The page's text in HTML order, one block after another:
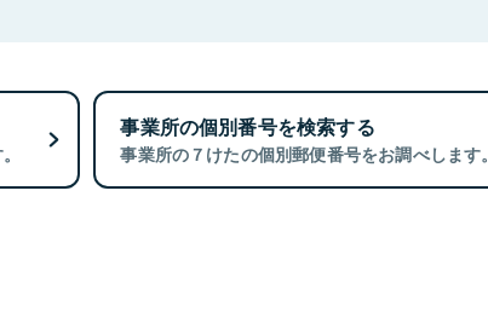
事業所の個別番号を検索する
事業所の７けたの個別郵便番号をお調べします。